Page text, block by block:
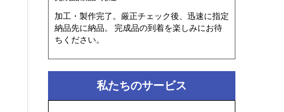
加工・製作完了。厳正チェック後、迅速に指定
納品先に納品。 完成品の到着を楽しみにお待
ちください。
私たちのサービス